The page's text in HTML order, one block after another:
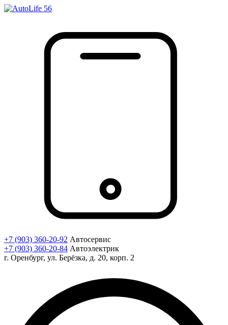
+7 (903) 360-20-92 Автосервис
+7 (903) 360-20-84 Автоэлектрик
г. Оренбург, ул. Берёзка, д. 20, корп. 2